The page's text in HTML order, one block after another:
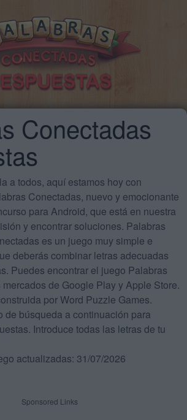
Conectadas
a todos, aquí estamos hoy con
Conectadas, nuevo y emocionante
para Android, que está en nuestra
y encontrar soluciones. Palabras
es un juego muy simple e
deberás combinar letras adecuadas
Puedes encontrar el juego Palabras
de Google Play y Apple Store.
por Word Puzzle Games.
de búsqueda a continuación para
Introduce todas las letras de tu
actualizadas: 31/07/2026
Sponsored Links